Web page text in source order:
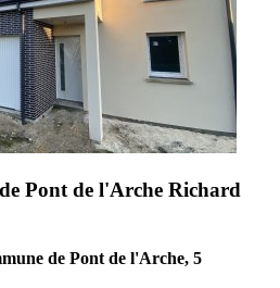
Pont de l'Arche Richard
de Pont de l'Arche, 5